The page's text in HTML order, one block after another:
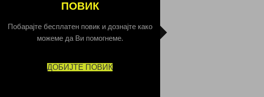
ПОВИК
Побарајте бесплатен повик и дознајте како
можеме да Ви помогнеме.
ДОБИЈТЕ ПОВИК